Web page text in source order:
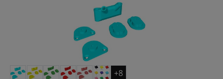
+8